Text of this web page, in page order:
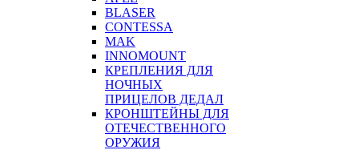
BLASER
CONTESSA
MAK
INNOMOUNT
КРЕПЛЕНИЯ ДЛЯ
НОЧНЫХ
ПРИЦЕЛОВ ДЕДАЛ
КРОНШТЕЙНЫ ДЛЯ
ОТЕЧЕСТВЕННОГО
ОРУЖИЯ